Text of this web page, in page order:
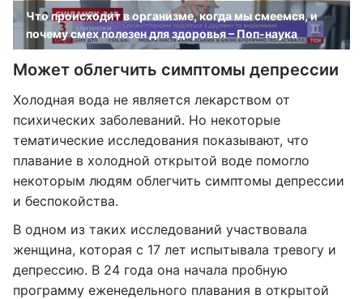
Что происходит в организме, когда мы смеемся, и
почему смех полезен для здоровья – Поп-наука
Может облегчить симптомы депрессии
Холодная вода не является лекарством от
психических заболеваний. Но некоторые
тематические исследования показывают, что
плавание в холодной открытой воде помогло
некоторым людям облегчить симптомы депрессии
и беспокойства.
В одном из таких исследований участвовала
женщина, которая с 17 лет испытывала тревогу и
депрессию. В 24 года она начала пробную
программу еженедельного плавания в открытой